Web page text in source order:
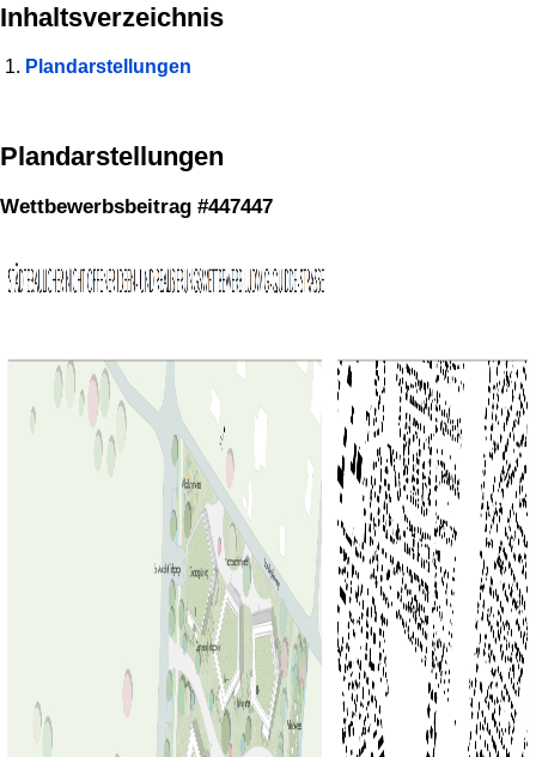
Inhaltsverzeichnis
Plandarstellungen
Plandarstellungen
Wettbewerbsbeitrag #447447